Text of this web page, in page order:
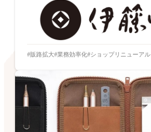
販路拡大 業務効率化 ショップリニューアル